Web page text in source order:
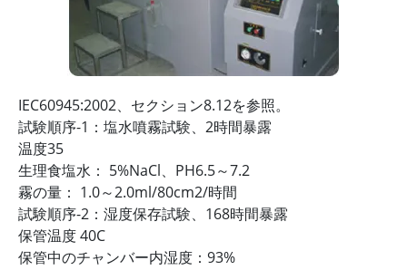
IEC60945:2002、セクション8.12を参照。
試験順序-1：塩水噴霧試験、2時間暴露
温度35
生理食塩水： 5%NaCl、PH6.5～7.2
霧の量： 1.0～2.0ml/80cm2/時間
試験順序-2：湿度保存試験、168時間暴露
保管温度 40C
保管中のチャンバー内湿度：93%